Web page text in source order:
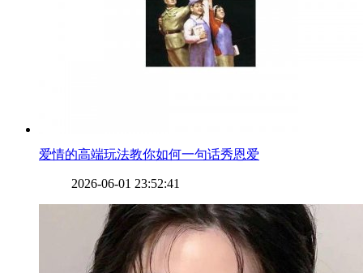
​爱情的高端玩法教你如何一句话秀恩爱
2026-06-01 23:52:41